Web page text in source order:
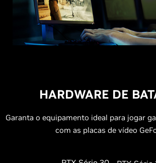
HARDWARE DE
Garanta o equipamento ideal para jogar
com as placas de vídeo